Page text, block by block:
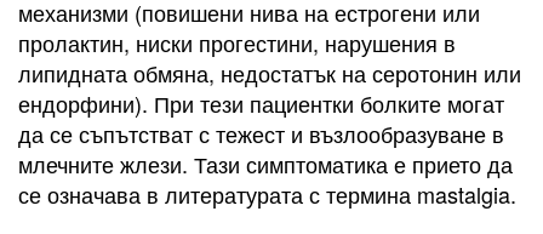
механизми (повишени нива на естрогени или
пролактин, ниски прогестини, нарушения в
липидната обмяна, недостатък на серотонин или
ендорфини). При тези пациентки болките могат
да се съпътстват с тежест и възлообразуване в
млечните жлези. Тази симптоматика е прието да
се означава в литературата с термина mastalgia.